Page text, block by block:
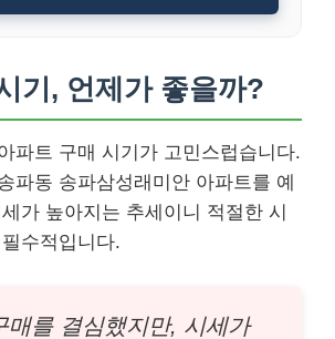
기, 언제가 좋을까?
파트 구매 시기가 고민스럽습니다.
파동 송파삼성래미안 아파트를 예
가 높아지는 추세이니 적절한 시
수적입니다.
매를 결심했지만, 시세가